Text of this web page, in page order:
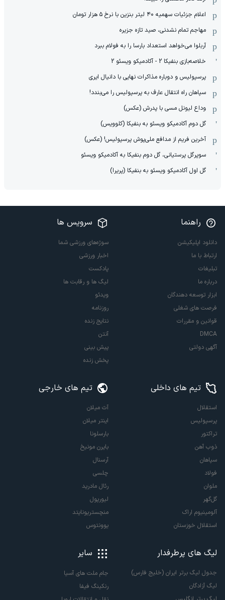
اعلام جزئیات سهمیه ۴۰ لیتر بنزین با نرخ ۵ هزار تومان
مهاجم تمام نشدنی، صید تازه جزیره
آربلوا می‌خواهد استعداد بارسا را به فولام ببرد
خلاصه‌بازی بنفیکا 2 - آکادمیکو ویسئو 2
پرسپولیس و دوباره مذاکرات نهایی با دانیال ایری
سپاهان راه انتقال عارف به پرسپولیس را می‌بندد!
وداع لیونل مسی با پدرش (عکس)
گل دوم آکادمیکو ویسئو به بنفیکا (کلوویس)
آخرین فریم از مدافع ملی‌پوش پرسپولیس! (عکس)
سوپرگل پرستیانی، گل دوم بنفیکا به آکادمیکو ویسئو
گل اول آکادمیکو ویسئو به بنفیکا (پریرا)
راهنما
دانلود اپلیکیشن
ارتباط با ما
تبلیغات
درباره ما
ابزار توسعه دهندگان
فرصت های شغلی
قوانین و مقررات
DMCA
آگهی دولتی
سرویس ها
سوژه‌های ورزشی شما
اخبار ورزشی
پادکست
لیگ ها و رقابت ها
ویدئو
روزنامه
نتایج زنده
آنتن
پیش بینی
پخش زنده
تیم های داخلی
استقلال
پرسپولیس
تراکتور
ذوب آهن
سپاهان
فولاد
ملوان
گل‌گهر
آلومینیوم اراک
استقلال خوزستان
تیم های خارجی
آث میلان
اینتر میلان
بارسلونا
بایرن مونیخ
آرسنال
چلسی
رئال مادرید
لیورپول
منچستریونایتد
یوونتوس
لیگ های پرطرفدار
جدول لیگ برتر ایران (خلیج فارس)
لیگ آزادگان
سایر
جام ملت های آسیا
رنکینگ فیفا